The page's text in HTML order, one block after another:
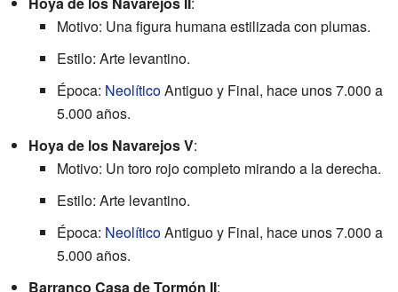
Motivo: Una figura humana estilizada con plumas.
Estilo: Arte levantino.
Época: NeolíticoAntiguo y Final, hace unos 7.000 a
5.000 años.
Hoya de los Navarejos V:
Motivo: Un toro rojo completo mirando a la derecha.
Estilo: Arte levantino.
Época: NeolíticoAntiguo y Final, hace unos 7.000 a
5.000 años.
Barranco Casa de Tormón II: